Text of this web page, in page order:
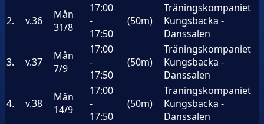
2. v.36
Mån
31/8
17:00
-
17:50
(50m)
Träningskompaniet
Kungsbacka -
Danssalen
3. v.37
Mån
7/9
17:00
-
17:50
(50m)
Träningskompaniet
Kungsbacka -
Danssalen
4. v.38
Mån
14/9
17:00
-
17:50
(50m)
Träningskompaniet
Kungsbacka -
Danssalen